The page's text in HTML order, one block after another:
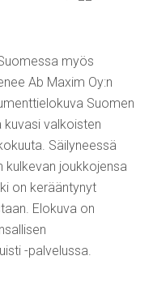
myös
Ab Maxim Oy:n
Suomen
valkoisten
Säilyneessä
kulkevan joukkojensa
on kerääntynyt
Elokuva on
-palvelussa.